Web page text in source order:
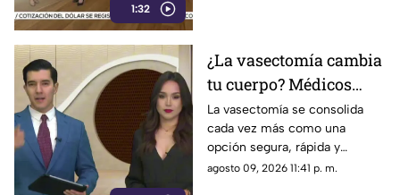
1:32
Prevención de Enfermedades
¿La vasectomía cambia
tu cuerpo? Médicos
aclaran qué ocurre
realmente después de
realizarse este
procedimiento
La vasectomía se consolida
cada vez más como una
opción segura, rápida y
responsable para la
agosto 09, 2026 11:41 p. m.